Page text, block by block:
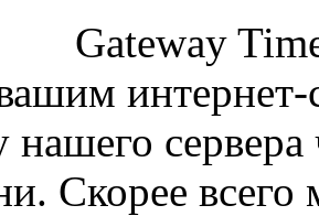
Gateway
интернет-
нашего
Скорее